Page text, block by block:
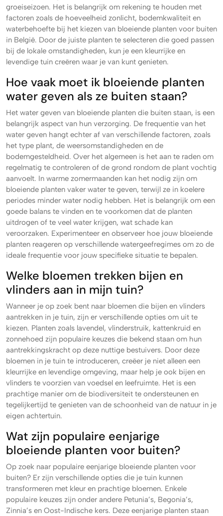
groeiseizoen. Het is belangrijk om rekening te houden met
factoren zoals de hoeveelheid zonlicht, bodemkwaliteit en
waterbehoefte bij het kiezen van bloeiende planten voor buiten
in België. Door de juiste planten te selecteren die goed passen
bij de lokale omstandigheden, kun je een kleurrijke en
levendige tuin creëren waar je van kunt genieten.
Hoe vaak moet ik bloeiende planten
water geven als ze buiten staan?
Het water geven van bloeiende planten die buiten staan, is een
belangrijk aspect van hun verzorging. De frequentie van het
water geven hangt echter af van verschillende factoren, zoals
het type plant, de weersomstandigheden en de
bodemgesteldheid. Over het algemeen is het aan te raden om
regelmatig te controleren of de grond rondom de plant vochtig
aanvoelt. In warme zomermaanden kan het nodig zijn om
bloeiende planten vaker water te geven, terwijl ze in koelere
periodes minder water nodig hebben. Het is belangrijk om een
goede balans te vinden en te voorkomen dat de planten
uitdrogen of te veel water krijgen, wat schade kan
veroorzaken. Experimenteer en observeer hoe jouw bloeiende
planten reageren op verschillende watergeefregimes om zo de
ideale frequentie voor jouw specifieke situatie te bepalen.
Welke bloemen trekken bijen en
vlinders aan in mijn tuin?
Wanneer je op zoek bent naar bloemen die bijen en vlinders
aantrekken in je tuin, zijn er verschillende opties om uit te
kiezen. Planten zoals lavendel, vlinderstruik, kattenkruid en
zonnehoed zijn populaire keuzes die bekend staan om hun
aantrekkingskracht op deze nuttige bestuivers. Door deze
bloemen in je tuin te introduceren, creëer je niet alleen een
kleurrijke en levendige omgeving, maar help je ook bijen en
vlinders te voorzien van voedsel en leefruimte. Het is een
prachtige manier om de biodiversiteit te ondersteunen en
tegelijkertijd te genieten van de schoonheid van de natuur in je
eigen achtertuin.
Wat zijn populaire eenjarige
bloeiende planten voor buiten?
Op zoek naar populaire eenjarige bloeiende planten voor
buiten? Er zijn verschillende opties die je tuin kunnen
transformeren met kleur en prachtige bloemen. Enkele
populaire keuzes zijn onder andere Petunia’s, Begonia’s,
Zinnia’s en Oost-Indische kers. Deze eenjarige planten staan